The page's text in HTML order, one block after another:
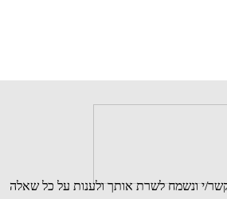
י ונשמח לשרת אותך ולענות על כל שאלה